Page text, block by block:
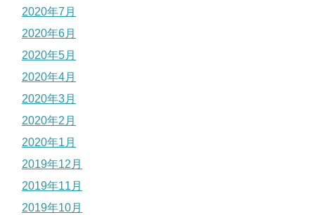
2020年7月
2020年6月
2020年5月
2020年4月
2020年3月
2020年2月
2020年1月
2019年12月
2019年11月
2019年10月